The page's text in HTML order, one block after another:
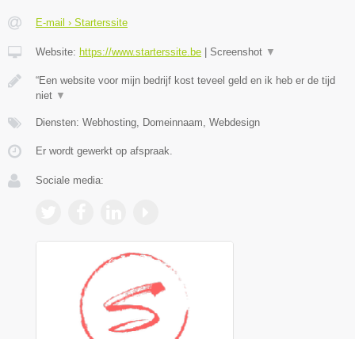
E-mail › Starterssite
Website: https://www.starterssite.be Screenshot ▼
“Een website voor mijn bedrijf kost teveel geld en ik heb er de tijd
niet ▼
Diensten: Webhosting, Domeinnaam, Webdesign
Er wordt gewerkt op afspraak.
Sociale media: